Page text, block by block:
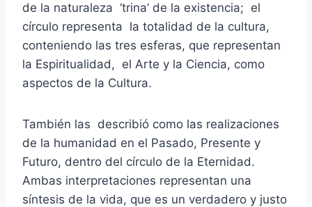
de la naturaleza ‘trina’ de la existencia; el
círculo representa la totalidad de la cultura,
conteniendo las tres esferas, que representan
la Espiritualidad, el Arte y la Ciencia, como
aspectos de la Cultura.
También las describió como las realizaciones
de la humanidad en el Pasado, Presente y
Futuro, dentro del círculo de la Eternidad.
Ambas interpretaciones representan una
síntesis de la vida, que es un verdadero y justo